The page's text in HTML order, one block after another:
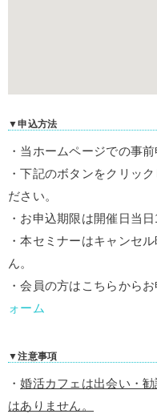
▼申込方法
・当ホームページでの事
・下記のボタンをクリッ
ださい。
・お申込期限は開催日当
・本セミナーはキャンセ
ん。
・会員の方はこちらから
ォーム
▼注意事項
・婚活カフェは出会い・
はありません。